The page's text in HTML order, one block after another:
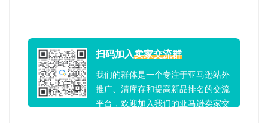
扫码加入卖家交流群
我们的群体是一个专注于亚马逊站外
推广、清库存和提高新品排名的交流
平台，欢迎加入我们的亚马逊卖家交